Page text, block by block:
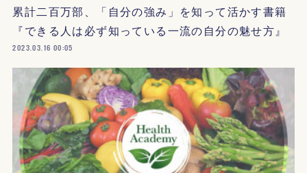
累計二百万部、「自分の強み」を知って活かす書籍
『できる人は必ず知っている一流の自分の魅せ方』
2023.03.16 00:05